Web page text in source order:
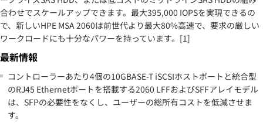
合わせでスケールアップできます。最大395,000 IOPSを実現できるの
で、新しいHPE MSA 2060は前世代より最大80%高速で、要求の厳しい
ワークロードにも十分なパワーを持っています。[1]
最新情報
コントローラーあたり4個の10GBASE-T iSCSIホストポートと統合型
のRJ45 Ethernetポートを搭載する2060 LFFおよびSFFアレイモデル
は、SFPの必要性をなくし、ユーザーの総所有コストを低減させま
す。